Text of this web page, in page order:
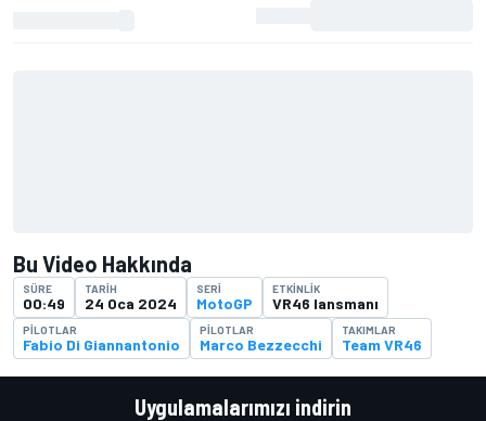
Bu Video Hakkında
SÜRE
00:49
TARIH
24 Oca 2024
SERI
MotoGP
ETKINLIK
VR46 lansmanı
PILOTLAR
Fabio Di Giannantonio
PILOTLAR
Marco Bezzecchi
TAKIMLAR
Team VR46
Uygulamalarımızı indirin